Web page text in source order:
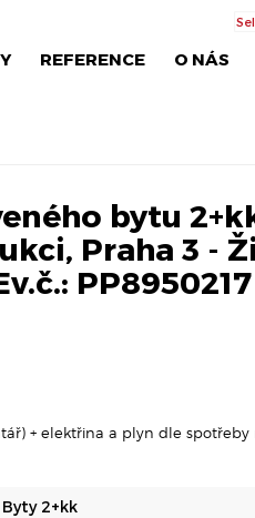
REFERENCE O NÁS
bytu
Praha 3 -
+ elektřina a plyn dle spotřeby
Byty 2+kk